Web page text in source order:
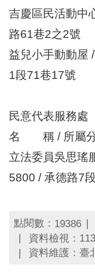
吉慶區民活動中
路61巷2之2號
益兒小手動動屋
1段71巷17號
民意代表服務處
名 稱 / 所屬
立法委員吳思瑤
5800 / 承德路7
點閱數： 19386
資料檢視：
資料維護：臺